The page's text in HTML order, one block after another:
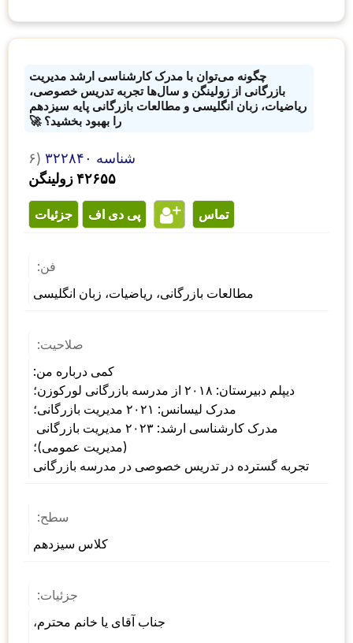
چگونه می‌توان با مدرک کارشناسی ارشد مدیریت
بازرگانی از زولینگن و سال‌ها تجربه تدریس خصوصی،
ریاضیات، زبان انگلیسی و مطالعات بازرگانی پایه سیزدهم
را بهبود بخشید؟ 🚀
۶)
شناسه ۳۲۲۸۴۰
۴۲۶۵۵ زولینگن
جزئیات پی دی اف تماس
فن:
مطالعات بازرگانی، ریاضیات، زبان انگلیسی
صلاحیت:
تجربه گسترده در تدریس خصوصی در مدرسه بازرگانی
سطح:
کلاس سیزدهم
جزئیات: